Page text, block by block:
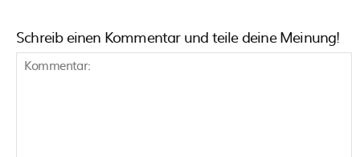
Schreib einen Kommentar und teile deine Meinung!